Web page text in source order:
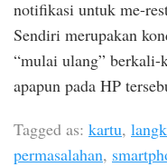
notifikasi untuk me-
Sendiri merupakan
“mulai ulang” berkali-
apapun pada HP
Tagged as: kartu,
permasalahan,